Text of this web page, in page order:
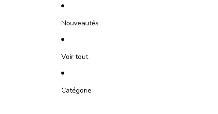
Nouveautés
Voir tout
Catégorie